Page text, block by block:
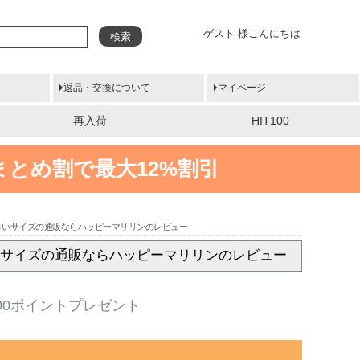
ゲスト 様こんにちは
検索
返品・交換について マイページ
再入荷 HIT100
め割で最大12%割引
サイズの通販ならハッピーマリリンのレビュー
イズの通販ならハッピーマリリンのレビュー
ポイントプレゼント